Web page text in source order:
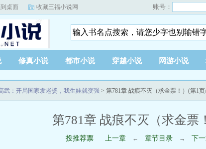
桌面 收藏三福小说网 账号：
修真小说 都市小说 穿越小说 网游小说
武：开局国家发老婆，我生娃就变强 > 第781章 战痕不灭（求金票！）(第1页
第781章 战痕不灭（求金票
投推荐票 上一章 ← 章节目录 → 下